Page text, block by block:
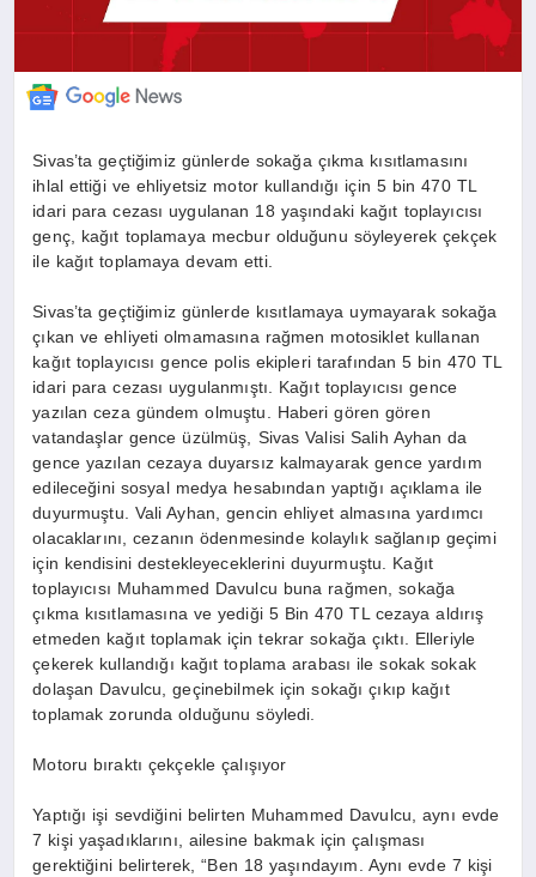
Sivas’ta geçtiğimiz günlerde sokağa çıkma kısıtlamasını
ihlal ettiği ve ehliyetsiz motor kullandığı için 5 bin 470 TL
idari para cezası uygulanan 18 yaşındaki kağıt toplayıcısı
genç, kağıt toplamaya mecbur olduğunu söyleyerek çekçek
ile kağıt toplamaya devam etti.
Sivas’ta geçtiğimiz günlerde kısıtlamaya uymayarak sokağa
çıkan ve ehliyeti olmamasına rağmen motosiklet kullanan
kağıt toplayıcısı gence polis ekipleri tarafından 5 bin 470 TL
idari para cezası uygulanmıştı. Kağıt toplayıcısı gence
yazılan ceza gündem olmuştu. Haberi gören gören
vatandaşlar gence üzülmüş, Sivas Valisi Salih Ayhan da
gence yazılan cezaya duyarsız kalmayarak gence yardım
edileceğini sosyal medya hesabından yaptığı açıklama ile
duyurmuştu. Vali Ayhan, gencin ehliyet almasına yardımcı
olacaklarını, cezanın ödenmesinde kolaylık sağlanıp geçimi
için kendisini destekleyeceklerini duyurmuştu. Kağıt
toplayıcısı Muhammed Davulcu buna rağmen, sokağa
çıkma kısıtlamasına ve yediği 5 Bin 470 TL cezaya aldırış
etmeden kağıt toplamak için tekrar sokağa çıktı. Elleriyle
çekerek kullandığı kağıt toplama arabası ile sokak sokak
dolaşan Davulcu, geçinebilmek için sokağı çıkıp kağıt
toplamak zorunda olduğunu söyledi.
Motoru bıraktı çekçekle çalışıyor
Yaptığı işi sevdiğini belirten Muhammed Davulcu, aynı evde
7 kişi yaşadıklarını, ailesine bakmak için çalışması
gerektiğini belirterek, “Ben 18 yaşındayım. Aynı evde 7 kişi